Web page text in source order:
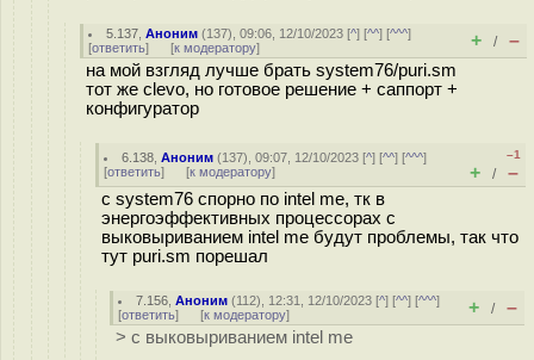
5.137 ,Аноним (137), 09:06, 12/10/2023 [^] [^^] [^^^]
[ответить] [к модератору] + / –
на мой взгляд лучше брать system76/puri.sm
тот же clevo, но готовое решение + саппорт +
конфигуратор
6.138 ,Аноним (137), 09:07, 12/10/2023 [^] [^^] [^^^]
[ответить] [к модератору]
–1
+ / –
с system76 спорно по intel me, тк в
энергоэффективных процессорах с
выковыриванием intel me будут проблемы, так что
тут puri.sm порешал
7.156 ,Аноним (112), 12:31, 12/10/2023 [^] [^^] [^^^]
[ответить] [к модератору] + / –
> с выковыриванием intel me